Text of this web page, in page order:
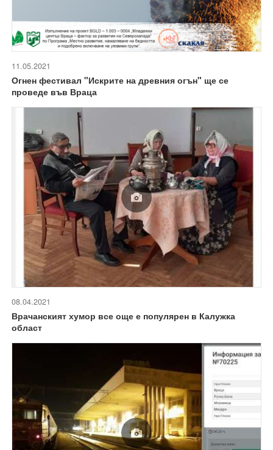
11.05.2021
Огнен фестивал "Искрите на древния огън" ще се
проведе във Враца
08.04.2021
Врачанският хумор все още е популярен в Калужка
област